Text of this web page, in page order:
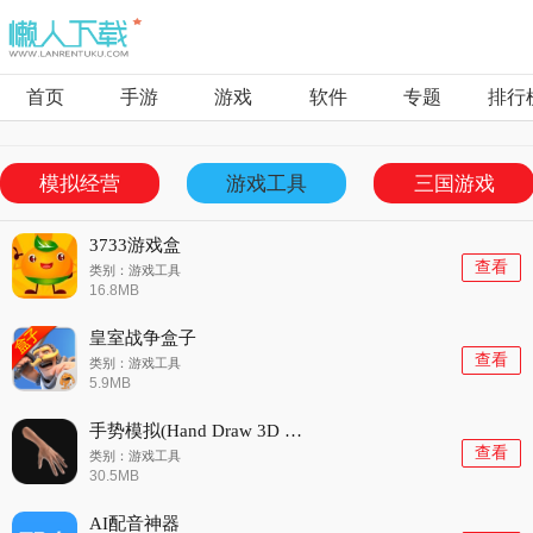
首页 手游 游戏 软件 专题 排行
模拟经营 游戏工具 三国游戏
3733游戏盒
类别：游戏工具
16.8MB
查看
皇室战争盒子
类别：游戏工具
5.9MB
查看
手势模拟(Hand Draw 3D FREE)
类别：游戏工具
30.5MB
查看
AI配音神器